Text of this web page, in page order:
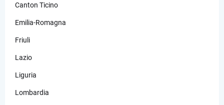
Canton Ticino
Emilia-Romagna
Friuli
Lazio
Liguria
Lombardia